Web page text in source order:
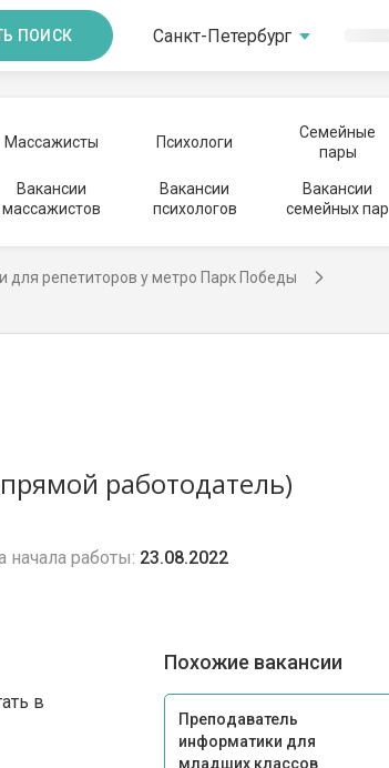
ПОИСК Санкт-Петербург
Массажисты Психологи
Семейные
пары
Вакансии
массажистов
Вакансии
психологов
Вакансии
семейных пар
для репетиторов у метро Парк Победы
работодатель)
начала работы: 23.08.2022
в
Похожие вакансии
Преподаватель
информатики для
младших классов